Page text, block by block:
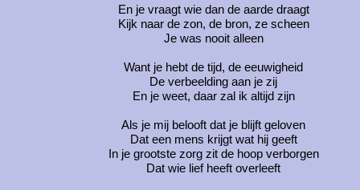
En je vraagt wie dan de aarde draagt
Kijk naar de zon, de bron, ze scheen
Je was nooit alleen
Want je hebt de tijd, de eeuwigheid
De verbeelding aan je zij
En je weet, daar zal ik altijd zijn
Als je mij belooft dat je blijft geloven
Dat een mens krijgt wat hij geeft
In je grootste zorg zit de hoop verborgen
Dat wie lief heeft overleeft